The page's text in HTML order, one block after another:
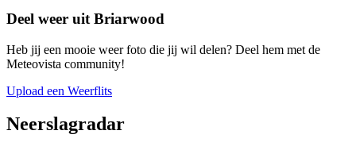
Deel weer uit Briarwood
Heb jij een mooie weer foto die jij wil delen? Deel hem met de
Meteovista community!
Upload een Weerflits
Neerslagradar